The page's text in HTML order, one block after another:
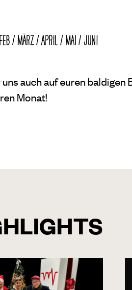
FEB/MÄRZ/APRIL/MAI/JUNI
auch auf euren baldigen
Monat!